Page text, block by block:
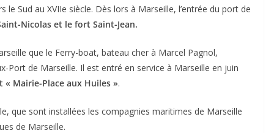
le Sud au XVIIe siècle. Dès lors à Marseille, l’entrée du port de
Nicolas et le fort Saint-Jean.
que le Ferry-boat, bateau cher à Marcel Pagnol,
Port de Marseille. Il est entré en service à Marseille en juin
« Mairie-Place aux Huiles ».
que sont installées les compagnies maritimes de Marseille
de Marseille.